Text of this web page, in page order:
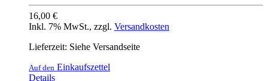
16,00 €
Inkl. 7% MwSt., zzgl. Versandkosten
Lieferzeit: Siehe Versandseite
Auf den Einkaufszettel
Details